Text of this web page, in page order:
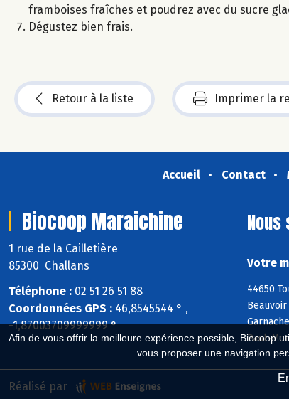
Afin de vous offrir la meilleure expérience possible, Biocoop
vous proposer une navigation
framboises fraîches et poudrez avec du sucre
Dégustez bien frais.
Retour à la liste Imprimer la
Accueil Contact
Biocoop Maraichine
1 rue de la Cailletière
85300 Challans
Téléphone : 02 51 26 51 88
Coordonnées GPS : 46,8545544 ° ,
-1,87003709999999 °
Votre
44650
Paul-
Réalisé par